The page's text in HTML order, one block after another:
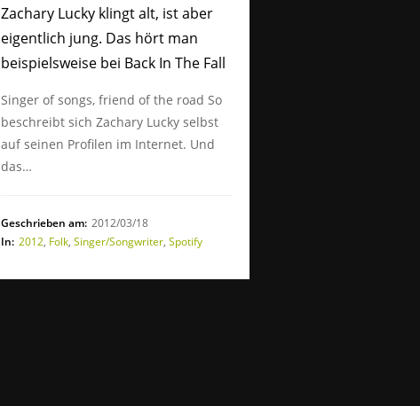
Zachary Lucky klingt alt, ist aber
eigentlich jung. Das hört man
beispielsweise bei Back In The Fall
Singer of songs, friend of the road So
beschreibt sich Zachary Lucky selbst
auf seinen Profilen im Internet. Und
das…
Geschrieben am: 2012/03/18
In: 2012, Folk, Singer/Songwriter, Spotify